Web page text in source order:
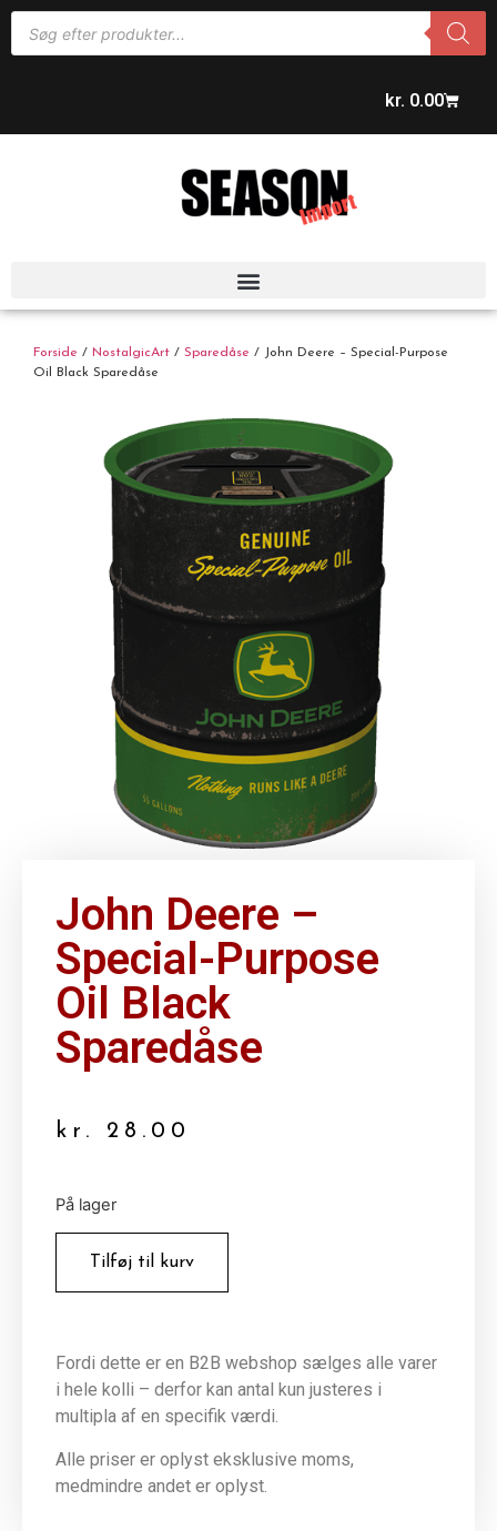
kr. 0.00
Forside / NostalgicArt / Sparedåse / John Deere – Special-Purpose
Oil Black Sparedåse
John Deere –
Special-Purpose
Oil Black
Sparedåse
kr. 28.00
På lager
Tilføj til kurv
Fordi dette er en B2B webshop sælges alle varer
i hele kolli – derfor kan antal kun justeres i
multipla af en specifik værdi.
Alle priser er oplyst eksklusive moms,
medmindre andet er oplyst.